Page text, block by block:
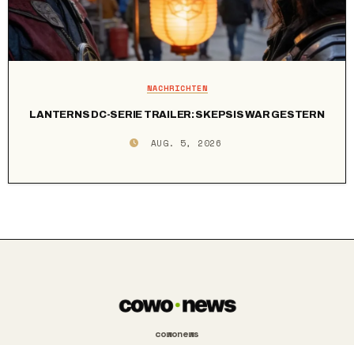
NACHRICHTEN
LANTERNS DC-SERIE TRAILER: SKEPSIS WAR GESTERN
AUG. 5, 2026
cowonews